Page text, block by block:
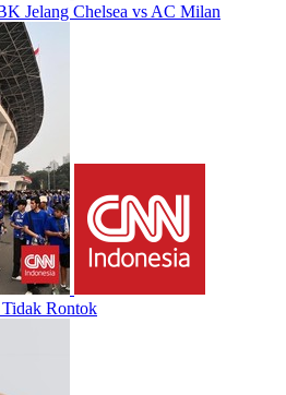
Jelang Chelsea vs AC Milan
Tidak Rontok